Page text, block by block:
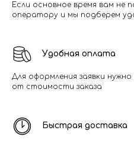
Если основное время вам не
оператору и мы подберем
Удобная оплата
Для оформления заявки нужно
от стоимости заказа
Быстрая доставка